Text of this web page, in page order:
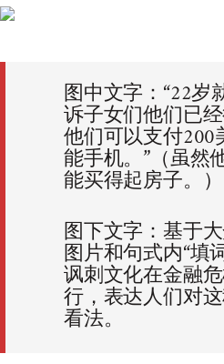
图中文字：“22岁
诉子女们他们已
他们可以支付
能手机。”（虽然
能买得起房子。）
图下文字：基于
图片和句式内“填
讽刺文化在金融
行，表达人们对
看法。